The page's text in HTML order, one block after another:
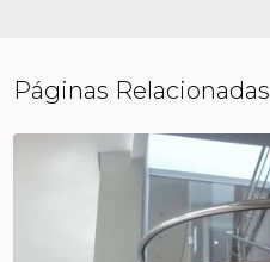
Páginas Relacionadas